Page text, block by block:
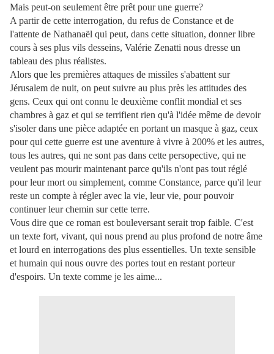
Mais peut-on seulement être prêt pour une guerre?
A partir de cette interrogation, du refus de Constance et de
l'attente de Nathanaël qui peut, dans cette situation, donner libre
cours à ses plus vils desseins, Valérie Zenatti nous dresse un
tableau des plus réalistes.
Alors que les premières attaques de missiles s'abattent sur
Jérusalem de nuit, on peut suivre au plus près les attitudes des
gens. Ceux qui ont connu le deuxième conflit mondial et ses
chambres à gaz et qui se terrifient rien qu'à l'idée même de devoir
s'isoler dans une pièce adaptée en portant un masque à gaz, ceux
pour qui cette guerre est une aventure à vivre à 200% et les autres,
tous les autres, qui ne sont pas dans cette persopective, qui ne
veulent pas mourir maintenant parce qu'ils n'ont pas tout réglé
pour leur mort ou simplement, comme Constance, parce qu'il leur
reste un compte à régler avec la vie, leur vie, pour pouvoir
continuer leur chemin sur cette terre.
Vous dire que ce roman est bouleversant serait trop faible. C'est
un texte fort, vivant, qui nous prend au plus profond de notre âme
et lourd en interrogations des plus essentielles. Un texte sensible
et humain qui nous ouvre des portes tout en restant porteur
d'espoirs. Un texte comme je les aime...